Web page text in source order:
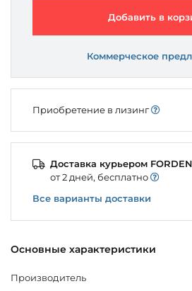
Основные характеристики
Производитель
Добавить в
Коммерческое
Приобретение в лизинг
Доставка курьером
от 2 дней, бесплатно
Все варианты доставки